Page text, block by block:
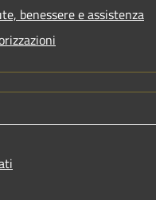
benessere e assistenza